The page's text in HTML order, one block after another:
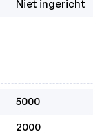
Niet ingericht
5000
2000